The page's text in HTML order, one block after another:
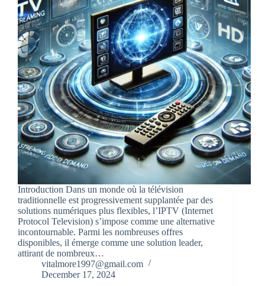
Introduction Dans un monde où la télévision
traditionnelle est progressivement supplantée par des
solutions numériques plus flexibles, l’IPTV (Internet
Protocol Television) s’impose comme une alternative
incontournable. Parmi les nombreuses offres
disponibles, il émerge comme une solution leader,
attirant de nombreux…
vitalmore1997@gmail.com
December 17, 2024